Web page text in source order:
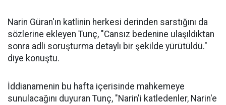
Narin Güran'ın katlinin herkesi derinden sarstığını da
sözlerine ekleyen Tunç, "Cansız bedenine ulaşıldıktan
sonra adli soruşturma detaylı bir şekilde yürütüldü."
diye konuştu.
İddianamenin bu hafta içerisinde mahkemeye
sunulacağını duyuran Tunç, "Narin'i katledenler, Narin'e